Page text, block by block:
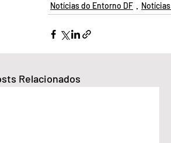
Notícias do Entorno DF
Relacionados